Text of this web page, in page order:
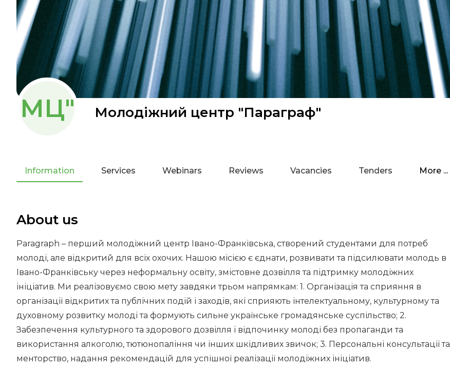
МЦ" Молодіжний центр "Параграф"
Information Services Webinars Reviews Vacancies Tenders More ...
About us
Paragraph – перший молодіжний центр Івано-Франківська, створений студентами для потреб
молоді, але відкритий для всіх охочих. Нашою місією є єднати, розвивати та підсилювати молодь в
Івано-Франківську через неформальну освіту, змістовне дозвілля та підтримку молодіжних
ініціатив. Ми реалізовуємо свою мету завдяки трьом напрямкам: 1. Організація та сприяння в
організації відкритих та публічних подій і заходів, які сприяють інтелектуальному, культурному та
духовному розвитку молоді та формують сильне українське громадянське суспільство; 2.
Забезпечення культурного та здорового дозвілля і відпочинку молоді без пропаганди та
використання алкоголю, тютюнопаління чи інших шкідливих звичок; 3. Персональні консультації та
менторство, надання рекомендацій для успішної реалізації молодіжних ініціатив.